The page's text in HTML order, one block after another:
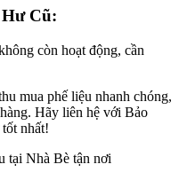
Cũ:
còn hoạt động, cần
mua phế liệu nhanh chóng,
Hãy liên hệ với Bảo
nhất!